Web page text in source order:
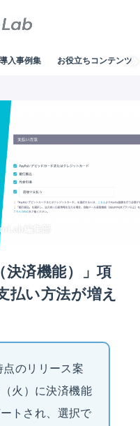
導入事例集 お役立ちコンテンツ
決済機能）」項
払い方法が増え
編集部
のリリース案
火）に決済機能
トされ、選択で